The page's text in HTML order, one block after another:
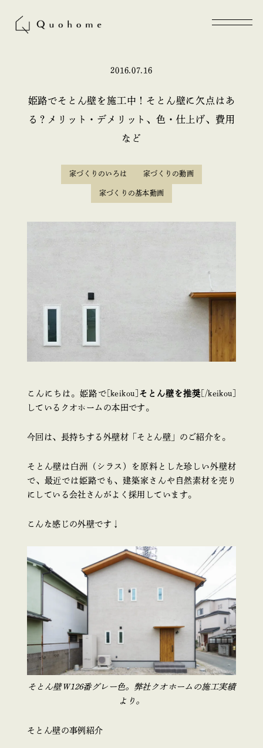
2016.07.16
姫路でそとん壁を施工中！そとん壁に欠点はあ
る？メリット・デメリット、色・仕上げ、費用
など
家づくりのいろは 家づくりの動画
家づくりの基本動画
こんにちは。姫路で[keikou] そとん壁を推奨 [/keikou]
しているクオホームの本田です。
今回は、長持ちする外壁材「そとん壁」のご紹介を。
そとん壁は白洲（シラス）を原料とした珍しい外壁材
で、最近では姫路でも、建築家さんや自然素材を売り
にしている会社さんがよく採用しています。
こんな感じの外壁です↓
そとん壁Ｗ126番グレー色。弊社クオホームの施工実績
より。
そとん壁の事例紹介